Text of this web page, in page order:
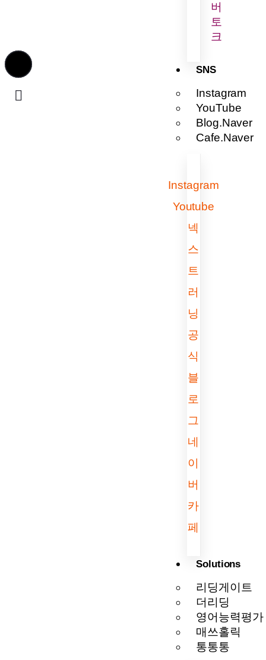
버
토
크
SNS
Instagram
YouTube
Blog.Naver
Cafe.Naver
Instagram
Youtube
넥
스
트
러
닝
공
식
블
로
그
네
이
버
카
페
Solutions
리딩게이트
더리딩
영어능력평가
매쓰홀릭
통통통